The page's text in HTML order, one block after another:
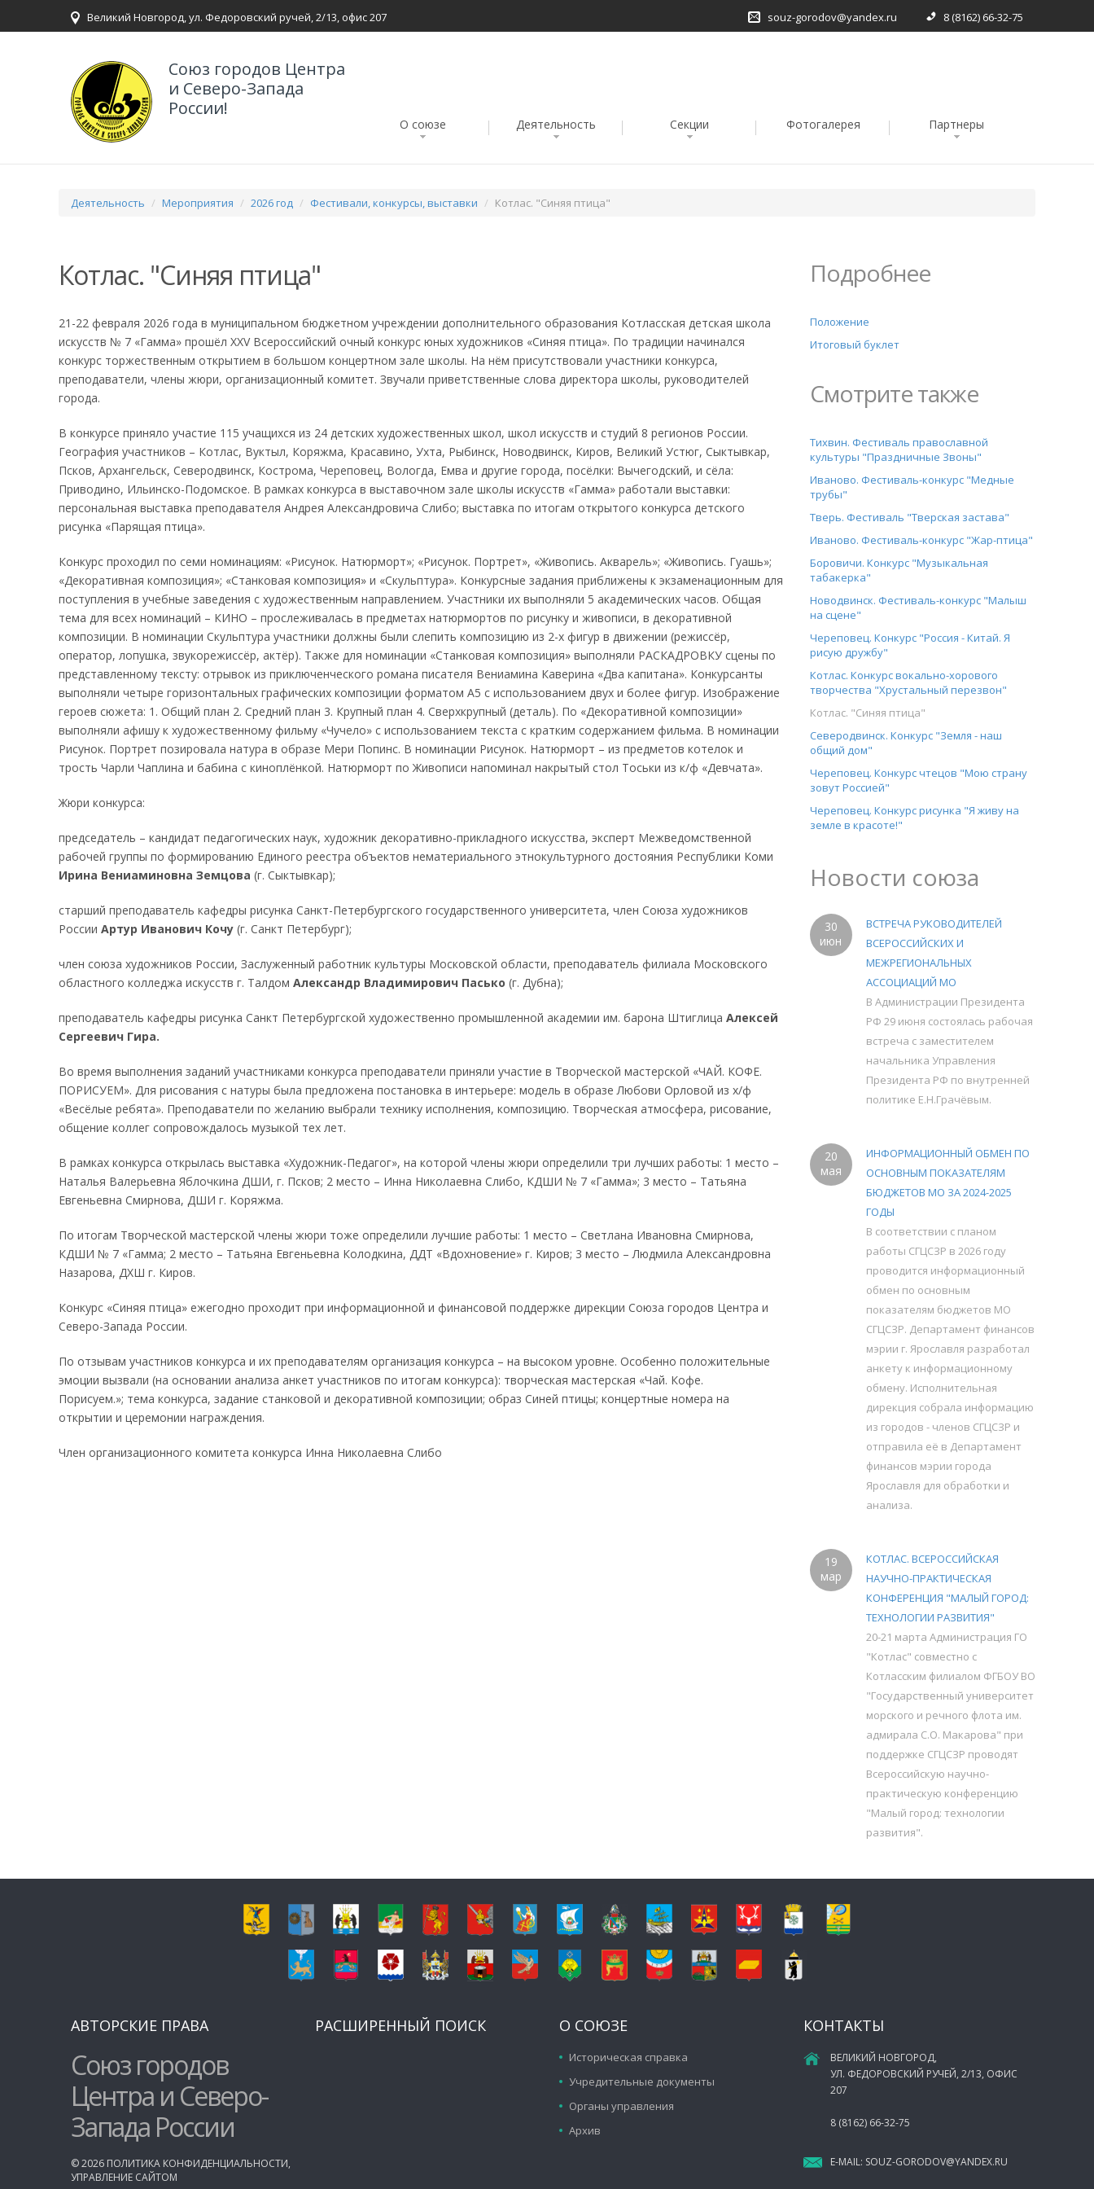
Великий Новгород, ул. Федоровский ручей, 2/13, офис 207 souz-gorodov@yandex.ru 8 (8162) 66-32-75
Союз городов Центра
и Северо-Запада
России!
О союзе Деятельность Секции Фотогалерея Партнеры
Деятельность Мероприятия 2026 год Фестивали, конкурсы, выставки Котлас. "Синяя птица"
Котлас. "Синяя птица"
21-22 февраля 2026 года в муниципальном бюджетном учреждении дополнительного образования Котласская детская школа
искусств № 7 «Гамма» прошёл XXV Всероссийский очный конкурс юных художников «Синяя птица». По традиции начинался
конкурс торжественным открытием в большом концертном зале школы. На нём присутствовали участники конкурса,
преподаватели, члены жюри, организационный комитет. Звучали приветственные слова директора школы, руководителей
города.
В конкурсе приняло участие 115 учащихся из 24 детских художественных школ, школ искусств и студий 8 регионов России.
География участников – Котлас, Вуктыл, Коряжма, Красавино, Ухта, Рыбинск, Новодвинск, Киров, Великий Устюг, Сыктывкар,
Псков, Архангельск, Северодвинск, Кострома, Череповец, Вологда, Емва и другие города, посёлки: Вычегодский, и сёла:
Приводино, Ильинско-Подомское. В рамках конкурса в выставочном зале школы искусств «Гамма» работали выставки:
персональная выставка преподавателя Андрея Александровича Слибо; выставка по итогам открытого конкурса детского
рисунка «Парящая птица».
Конкурс проходил по семи номинациям: «Рисунок. Натюрморт»; «Рисунок. Портрет», «Живопись. Акварель»; «Живопись. Гуашь»;
«Декоративная композиция»; «Станковая композиция» и «Скульптура». Конкурсные задания приближены к экзаменационным для
поступления в учебные заведения с художественным направлением. Участники их выполняли 5 академических часов. Общая
тема для всех номинаций – КИНО – прослеживалась в предметах натюрмортов по рисунку и живописи, в декоративной
композиции. В номинации Скульптура участники должны были слепить композицию из 2-х фигур в движении (режиссёр,
оператор, лопушка, звукорежиссёр, актёр). Также для номинации «Станковая композиция» выполняли РАСКАДРОВКУ сцены по
представленному тексту: отрывок из приключенческого романа писателя Вениамина Каверина «Два капитана». Конкурсанты
выполняли четыре горизонтальных графических композиции форматом А5 с использованием двух и более фигур. Изображение
героев сюжета: 1. Общий план 2. Средний план 3. Крупный план 4. Сверхкрупный (деталь). По «Декоративной композиции»
выполняли афишу к художественному фильму «Чучело» с использованием текста с кратким содержанием фильма. В номинации
Рисунок. Портрет позировала натура в образе Мери Попинс. В номинации Рисунок. Натюрморт – из предметов котелок и
трость Чарли Чаплина и бабина с киноплёнкой. Натюрморт по Живописи напоминал накрытый стол Тоськи из к/ф «Девчата».
Жюри конкурса:
председатель – кандидат педагогических наук, художник декоративно-прикладного искусства, эксперт Межведомственной
рабочей группы по формированию Единого реестра объектов нематериального этнокультурного достояния Республики Коми
Ирина Вениаминовна Земцова (г. Сыктывкар);
старший преподаватель кафедры рисунка Санкт-Петербургского государственного университета, член Союза художников
России Артур Иванович Кочу (г. Санкт Петербург);
член союза художников России, Заслуженный работник культуры Московской области, преподаватель филиала Московского
областного колледжа искусств г. Талдом Александр Владимирович Пасько (г. Дубна);
преподаватель кафедры рисунка Санкт Петербургской художественно промышленной академии им. барона Штиглица Алексей
Сергеевич Гира.
Во время выполнения заданий участниками конкурса преподаватели приняли участие в Творческой мастерской «ЧАЙ. КОФЕ.
ПОРИСУЕМ». Для рисования с натуры была предложена постановка в интерьере: модель в образе Любови Орловой из х/ф
«Весёлые ребята». Преподаватели по желанию выбрали технику исполнения, композицию. Творческая атмосфера, рисование,
общение коллег сопровождалось музыкой тех лет.
В рамках конкурса открылась выставка «Художник-Педагог», на которой члены жюри определили три лучших работы: 1 место –
Наталья Валерьевна Яблочкина ДШИ, г. Псков; 2 место – Инна Николаевна Слибо, КДШИ № 7 «Гамма»; 3 место – Татьяна
Евгеньевна Смирнова, ДШИ г. Коряжма.
По итогам Творческой мастерской члены жюри тоже определили лучшие работы: 1 место – Светлана Ивановна Смирнова,
КДШИ № 7 «Гамма; 2 место – Татьяна Евгеньевна Колодкина, ДДТ «Вдохновение» г. Киров; 3 место – Людмила Александровна
Назарова, ДХШ г. Киров.
Конкурс «Синяя птица» ежегодно проходит при информационной и финансовой поддержке дирекции Союза городов Центра и
Северо-Запада России.
По отзывам участников конкурса и их преподавателям организация конкурса – на высоком уровне. Особенно положительные
эмоции вызвали (на основании анализа анкет участников по итогам конкурса): творческая мастерская «Чай. Кофе.
Порисуем.»; тема конкурса, задание станковой и декоративной композиции; образ Синей птицы; концертные номера на
открытии и церемонии награждения.
Член организационного комитета конкурса Инна Николаевна Слибо
Подробнее
Положение
Итоговый буклет
Смотрите также
Тихвин. Фестиваль православной
культуры "Праздничные Звоны"
Иваново. Фестиваль-конкурс "Медные
трубы"
Тверь. Фестиваль "Тверская застава"
Иваново. Фестиваль-конкурс "Жар-птица"
Боровичи. Конкурс "Музыкальная
табакерка"
Новодвинск. Фестиваль-конкурс "Малыш
на сцене"
Череповец. Конкурс "Россия - Китай. Я
рисую дружбу"
Котлас. Конкурс вокально-хорового
творчества "Хрустальный перезвон"
Котлас. "Синяя птица"
Северодвинск. Конкурс "Земля - наш
общий дом"
Череповец. Конкурс чтецов "Мою страну
зовут Россией"
Череповец. Конкурс рисунка "Я живу на
земле в красоте!"
Новости союза
30
июн
ВСТРЕЧА РУКОВОДИТЕЛЕЙ
ВСЕРОССИЙСКИХ И
МЕЖРЕГИОНАЛЬНЫХ
АССОЦИАЦИЙ МО
В Администрации Президента
РФ 29 июня состоялась рабочая
встреча с заместителем
начальника Управления
Президента РФ по внутренней
политике Е.Н.Грачёвым.
20
мая
ИНФОРМАЦИОННЫЙ ОБМЕН ПО
ОСНОВНЫМ ПОКАЗАТЕЛЯМ
БЮДЖЕТОВ МО ЗА 2024-2025
ГОДЫ
В соответствии с планом
работы СГЦСЗР в 2026 году
проводится информационный
обмен по основным
показателям бюджетов МО
СГЦСЗР. Департамент финансов
мэрии г. Ярославля разработал
анкету к информационному
обмену. Исполнительная
дирекция собрала информацию
из городов - членов СГЦСЗР и
отправила её в Департамент
финансов мэрии города
Ярославля для обработки и
анализа.
19
мар
КОТЛАС. ВСЕРОССИЙСКАЯ
НАУЧНО-ПРАКТИЧЕСКАЯ
КОНФЕРЕНЦИЯ "МАЛЫЙ ГОРОД:
ТЕХНОЛОГИИ РАЗВИТИЯ"
20-21 марта Администрация ГО
"Котлас" совместно с
Котласским филиалом ФГБОУ ВО
"Государственный университет
морского и речного флота им.
адмирала С.О. Макарова" при
поддержке СГЦСЗР проводят
Всероссийскую научно-
практическую конференцию
"Малый город: технологии
развития".
АВТОРСКИЕ ПРАВА
Союз городов
Центра и Северо-
Запада России
©2026 ПОЛИТИКА КОНФИДЕНЦИАЛЬНОСТИ,
УПРАВЛЕНИЕ САЙТОМ
РАСШИРЕННЫЙ ПОИСК О СОЮЗЕ
Историческая справка
Учредительные документы
Органы управления
Архив
КОНТАКТЫ
ВЕЛИКИЙ НОВГОРОД,
УЛ. ФЕДОРОВСКИЙ РУЧЕЙ, 2/13, ОФИС
207
8 (8162) 66-32-75
E-MAIL: SOUZ-GORODOV@YANDEX.RU